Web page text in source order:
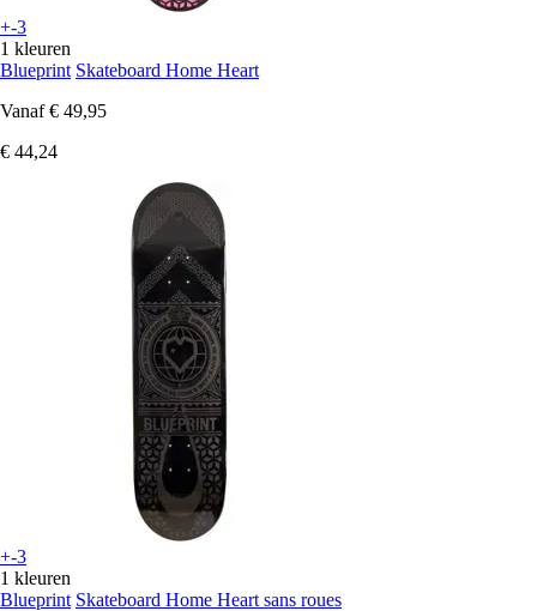
+-3
1 kleuren
Blueprint Skateboard Home Heart
Vanaf € 49,95
€ 44,24
+-3
1 kleuren
Blueprint Skateboard Home Heart sans roues